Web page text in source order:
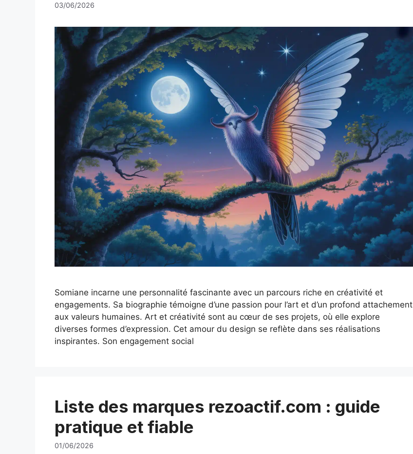
03/06/2026
Somiane incarne une personnalité fascinante avec un parcours riche en créativité et
engagements. Sa biographie témoigne d’une passion pour l’art et d’un profond attachement
aux valeurs humaines. Art et créativité sont au cœur de ses projets, où elle explore
diverses formes d’expression. Cet amour du design se reflète dans ses réalisations
inspirantes. Son engagement social
Liste des marques rezoactif.com : guide
pratique et fiable
01/06/2026